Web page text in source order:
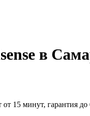
в
15 минут, гарантия до